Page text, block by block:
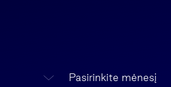
Pasirinkite mėnesį